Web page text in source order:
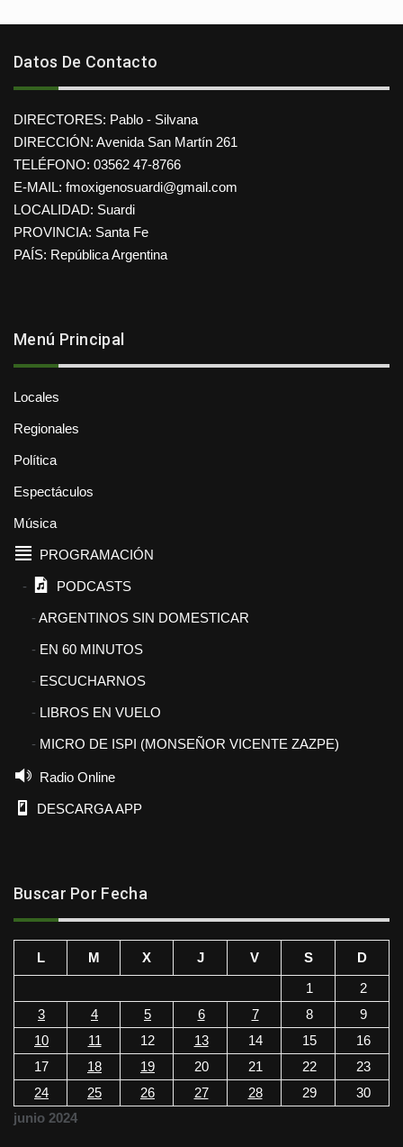
Datos De Contacto
DIRECTORES: Pablo - Silvana
DIRECCIÓN: Avenida San Martín 261
TELÉFONO: 03562 47-8766
E-MAIL: fmoxigenosuardi@gmail.com
LOCALIDAD: Suardi
PROVINCIA: Santa Fe
PAÍS: República Argentina
Menú Principal
Locales
Regionales
Política
Espectáculos
Música
PROGRAMACIÓN
PODCASTS
ARGENTINOS SIN DOMESTICAR
EN 60 MINUTOS
ESCUCHARNOS
LIBROS EN VUELO
MICRO DE ISPI (MONSEÑOR VICENTE ZAZPE)
Radio Online
DESCARGA APP
Buscar Por Fecha
junio 2024
L M X J V S
D
1
2
3
4 5 6 7 8
9
10
11 12 13 14 15
16
17
18 19 20 21 22
23
24
25 26 27 28 29 30